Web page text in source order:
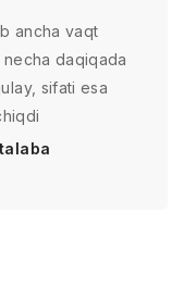
ancha vaqt
daqiqada
sifati esa